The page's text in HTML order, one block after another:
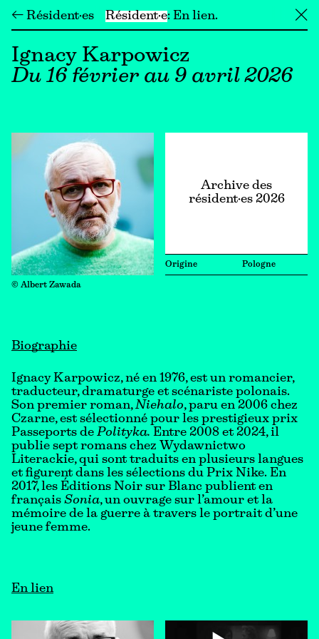
← Résident·es Résident·e En lien ╳
Ignacy Karpowicz
Du 16 février au 9 avril 2026
© Albert Zawada
Archive des
résident·es 2026
Origine Pologne
Biographie
Ignacy Karpowicz, né en 1976, est un romancier,
traducteur, dramaturge et scénariste polonais.
Son premier roman,Niehalo, paru en 2006 chez
Czarne, est sélectionné pour les prestigieux prix
Passeports de Polityka. Entre 2008 et 2024, il
publie sept romans chez Wydawnictwo
Literackie, qui sont traduits en plusieurs langues
et figurent dans les sélections du Prix Nike. En
2017, les Éditions Noir sur Blanc publient en
français Sonia, un ouvrage sur l’amour et la
mémoire de la guerre à travers le portrait d’une
jeune femme.
En lien